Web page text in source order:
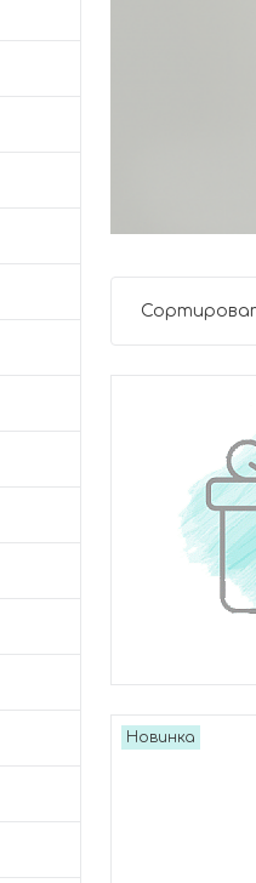
Новинка